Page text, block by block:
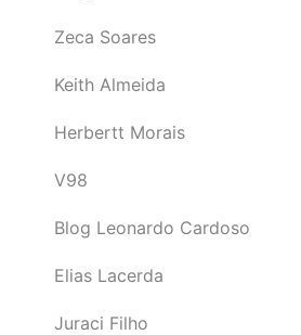
Zeca Soares
Keith Almeida
Herbertt Morais
V98
Blog Leonardo Cardoso
Elias Lacerda
Juraci Filho